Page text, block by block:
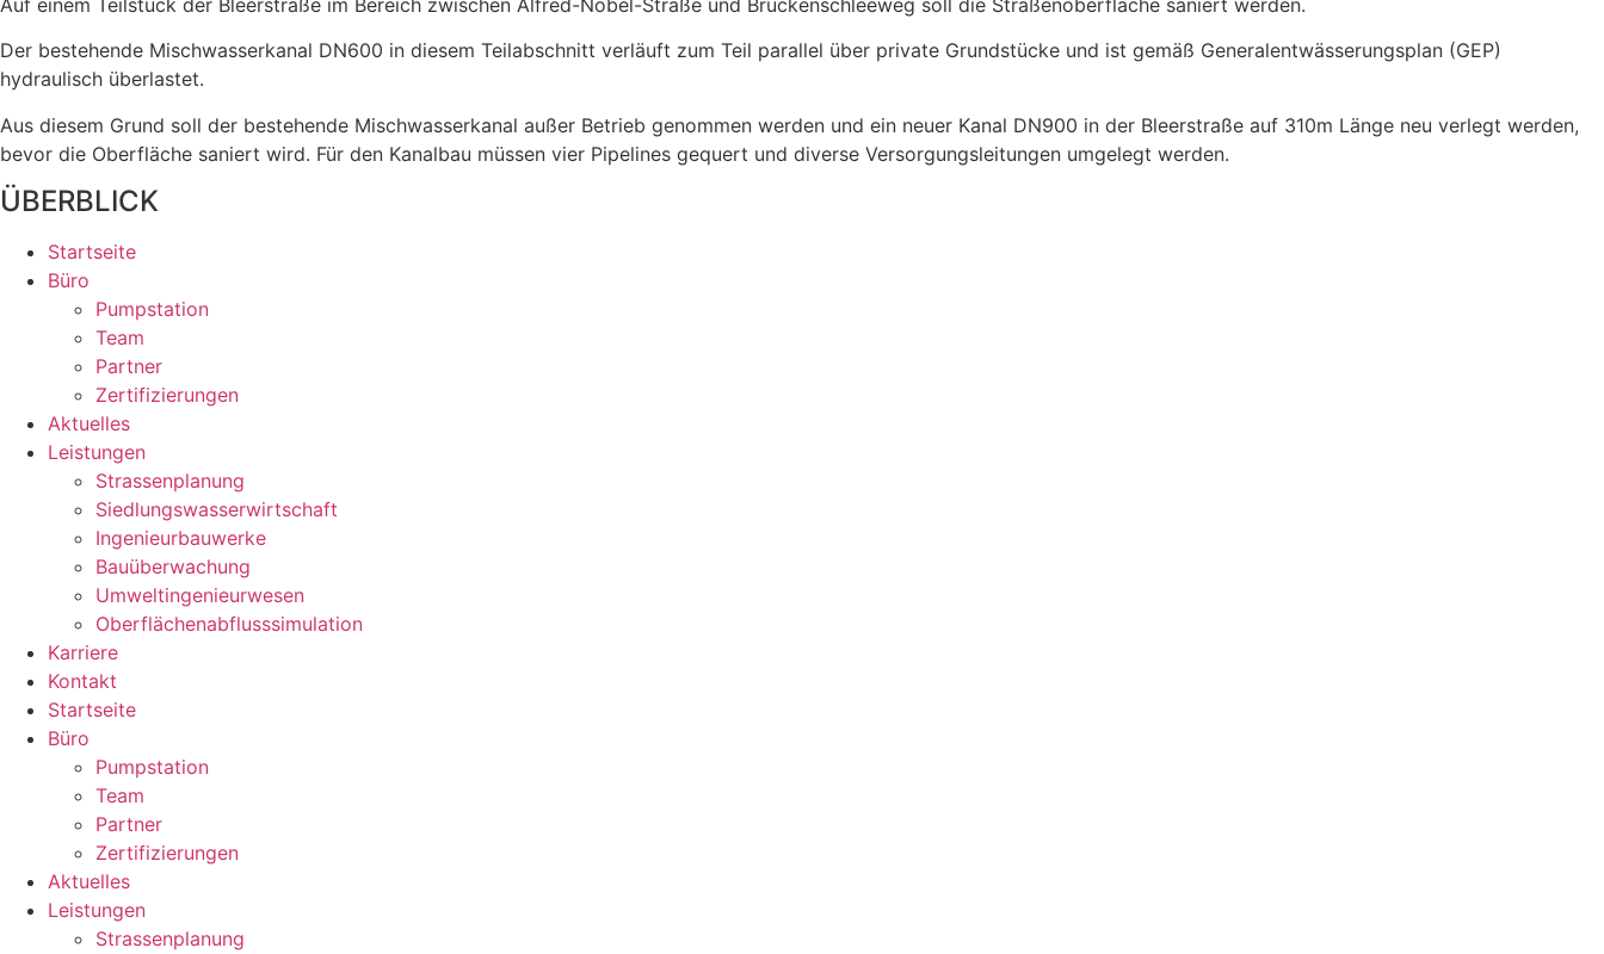
Auf einem Teilstück der Bleerstraße im Bereich zwischen Alfred-Nobel-Straße und Brückenschleeweg soll die Straßenoberfläche saniert werden.
Der bestehende Mischwasserkanal DN600 in diesem Teilabschnitt verläuft zum Teil parallel über private Grundstücke und ist gemäß Generalentwässerungsplan (GEP)
hydraulisch überlastet.
Aus diesem Grund soll der bestehende Mischwasserkanal außer Betrieb genommen werden und ein neuer Kanal DN900 in der Bleerstraße auf 310m Länge neu verlegt werden,
bevor die Oberfläche saniert wird. Für den Kanalbau müssen vier Pipelines gequert und diverse Versorgungsleitungen umgelegt werden.
ÜBERBLICK
Startseite
Büro
Pumpstation
Team
Partner
Zertifizierungen
Aktuelles
Leistungen
Strassenplanung
Siedlungswasserwirtschaft
Ingenieurbauwerke
Bauüberwachung
Umweltingenieurwesen
Oberflächenabflusssimulation
Karriere
Kontakt
Startseite
Büro
Pumpstation
Team
Partner
Zertifizierungen
Aktuelles
Leistungen
Strassenplanung